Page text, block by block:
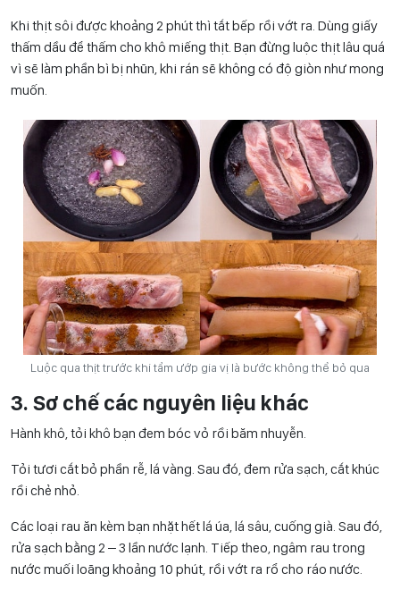
Khi thịt sôi được khoảng 2 phút thì tắt bếp rồi vớt ra. Dùng giấy
thấm dầu để thấm cho khô miếng thịt. Bạn đừng luộc thịt lâu quá
vì sẽ làm phần bì bị nhũn, khi rán sẽ không có độ giòn như mong
muốn.
Luộc qua thịt trước khi tẩm ướp gia vị là bước không thể bỏ qua
3. Sơ chế các nguyên liệu khác
Hành khô, tỏi khô bạn đem bóc vỏ rồi băm nhuyễn.
Tỏi tươi cắt bỏ phần rễ, lá vàng. Sau đó, đem rửa sạch, cắt khúc
rồi chẻ nhỏ.
Các loại rau ăn kèm bạn nhặt hết lá úa, lá sâu, cuống già. Sau đó,
rửa sạch bằng 2 – 3 lần nước lạnh. Tiếp theo, ngâm rau trong
nước muối loãng khoảng 10 phút, rồi vớt ra rổ cho ráo nước.